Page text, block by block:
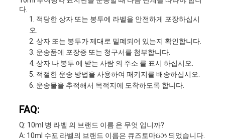
다.
적당한 상자 또는 봉투에 라벨을 안전하게 포장하십시
오.
상자 또는 봉투가 제대로 밀폐되어 있는지 확인합니다.
운송품에 포장증 또는 청구서를 첨부합니다.
상자 나 봉투 에 받는 사람 의 주소 를 표시 하십시오.
적절한 운송 방법을 사용하여 패키지를 배송하십시오.
운송물을 추적해서 목적지에 도착하도록 합니다.
FAQ:
Q: 10ml 병 라벨 의 브랜드 이름 은 무엇 입니까?
A: 10ml 수포 라벨의 브랜드 이름은 큐즈토마ઇઝ 되었습니다.